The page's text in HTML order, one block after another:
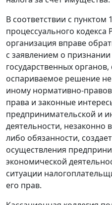
В соответствии с пунктом
процессуального
организация вправе
с заявлением о
государственных органов,
оспариваемое решение не
иному нормативно-
права и законные
предпринимательской и
деятельности, незаконно
либо обязанности,
осуществления
экономической
ситуации
его прав.